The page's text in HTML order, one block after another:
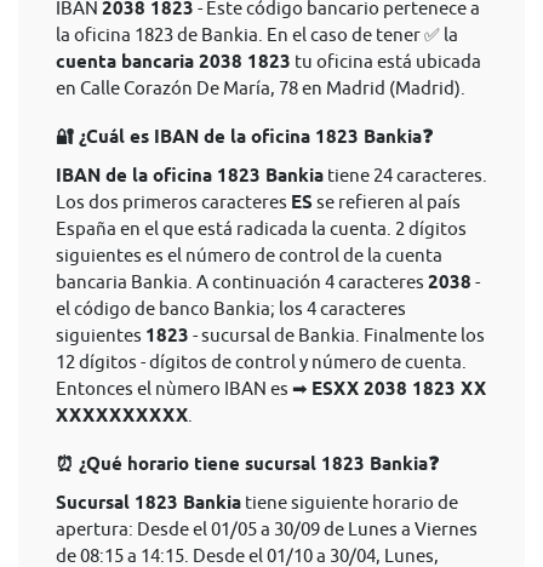
IBAN 2038 1823 - Este código bancario pertenece a
la oficina 1823 de Bankia. En el caso de tener ✅ la
cuenta bancaria 2038 1823 tu oficina está ubicada
en Calle Corazón De María, 78 en Madrid (Madrid).
🔐 ¿Cuál es IBAN de la oficina 1823 Bankia❓
IBAN de la oficina 1823 Bankia tiene 24 caracteres.
Los dos primeros caracteres ES se refieren al país
España en el que está radicada la cuenta. 2 dígitos
siguientes es el número de control de la cuenta
bancaria Bankia. A continuación 4 caracteres 2038 -
el código de banco Bankia; los 4 caracteres
siguientes 1823 - sucursal de Bankia. Finalmente los
12 dígitos - dígitos de control y número de cuenta.
Entonces el nùmero IBAN es ➡ ESXX 2038 1823 XX
XXXXXXXXXX
⏰ ¿Qué horario tiene sucursal 1823 Bankia❓
Sucursal 1823 Bankia tiene siguiente horario de
apertura: Desde el 01/05 a 30/09 de Lunes a Viernes
de 08:15 a 14:15. Desde el 01/10 a 30/04, Lunes,